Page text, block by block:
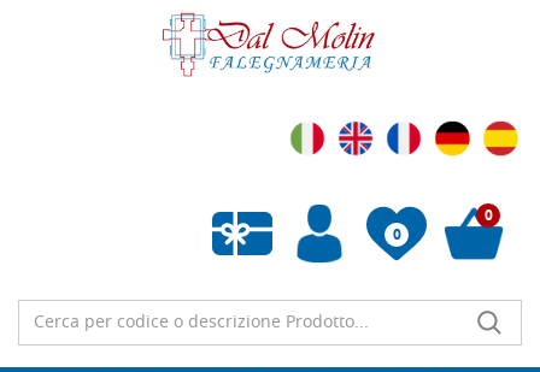
0
Wunschliste leeren
0